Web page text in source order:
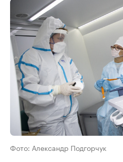
Фото: Александр Подгорчук